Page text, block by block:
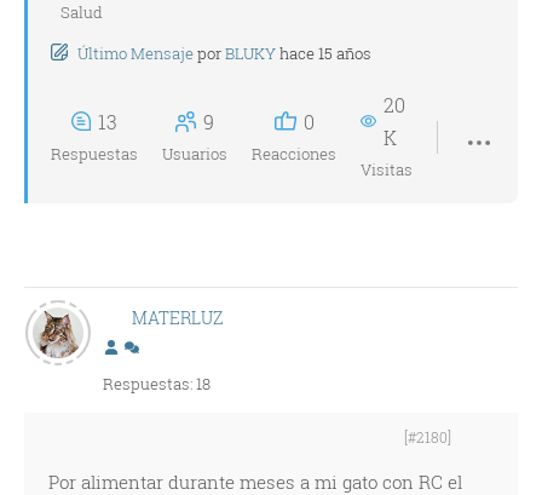
Salud
Último MensajeporBLUKYhace 15 años
13
Respuestas
9
Usuarios
0
Reacciones
20
K
Visitas
MATERLUZ
Respuestas: 18
[#2180]
Por alimentar durante meses a mi gato con RC el